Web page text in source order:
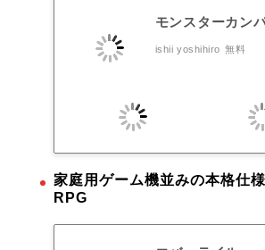
モンスターカン
ishii yoshihiro 無料
家庭用ゲーム機並みの本格仕
RPG